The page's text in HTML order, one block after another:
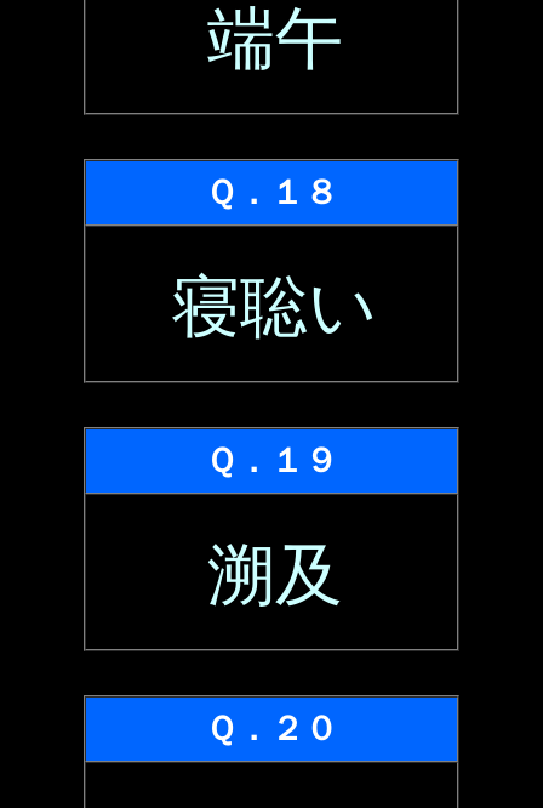
端午
Ｑ．１８
寝聡い
Ｑ．１９
溯及
Ｑ．２０